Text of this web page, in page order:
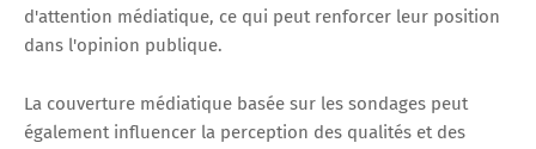
d'attention médiatique, ce qui peut renforcer leur position
dans l'opinion publique.
La couverture médiatique basée sur les sondages peut
également influencer la perception des qualités et des